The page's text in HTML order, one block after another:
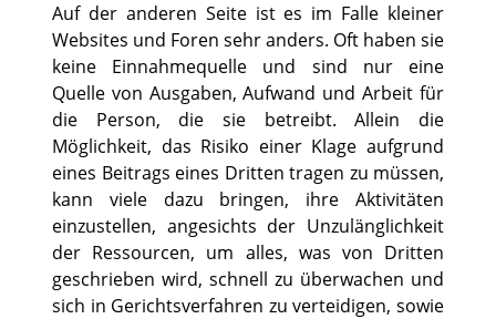
Auf der anderen Seite ist es im Falle kleiner
Websites und Foren sehr anders. Oft haben sie
keine Einnahmequelle und sind nur eine
Quelle von Ausgaben, Aufwand und Arbeit für
die Person, die sie betreibt. Allein die
Möglichkeit, das Risiko einer Klage aufgrund
eines Beitrags eines Dritten tragen zu müssen,
kann viele dazu bringen, ihre Aktivitäten
einzustellen, angesichts der Unzulänglichkeit
der Ressourcen, um alles, was von Dritten
geschrieben wird, schnell zu überwachen und
sich in Gerichtsverfahren zu verteidigen, sowie